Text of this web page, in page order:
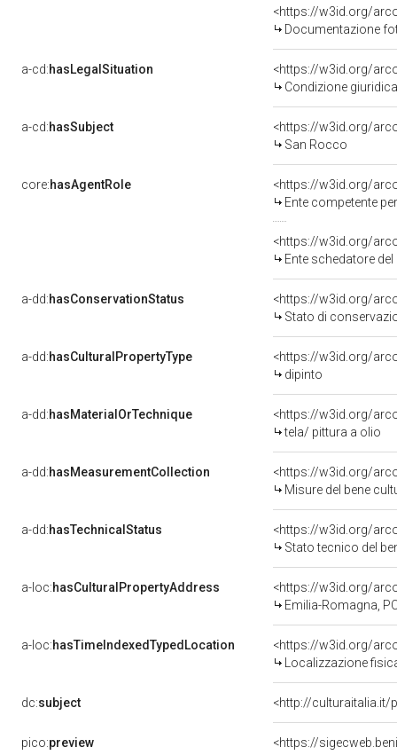
Documentazione
a-cd:hasLegalSituation
Condizione
a-cd:hasSubject
<https://w3id.org/
San Rocco
core:hasAgentRole
<https://w3id.org/
Ente competente per
<https://w3id.org/
Ente schedatore del bene
a-dd:hasConservationStatus
<https://w3id.org/
Stato di
a-dd:hasCulturalPropertyType
<https://w3id.org/
dipinto
a-dd:hasMaterialOrTechnique
<https://w3id.org/
tela/ pittura a olio
a-dd:hasMeasurementCollection
<https://w3id.org/
Misure del bene
a-dd:hasTechnicalStatus
<https://w3id.org/
Stato tecnico del
a-loc:hasCulturalPropertyAddress
<https://w3id.org/
Emilia-Romagna,
a-loc:hasTimeIndexedTypedLocation
<https://w3id.org/
Localizzazione
dc:subject <http://culturaitalia.it/
pico:preview <https://